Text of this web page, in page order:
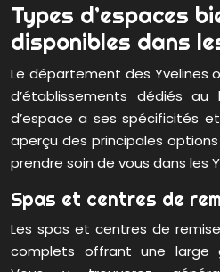
Types d’espaces
disponibles dans
Le département des Yvelines
d’établissements dédiés
d’espace a ses spécificités
aperçu des principales
prendre soin de vous dans les
Spas et centres de
Les spas et centres de
complets offrant une large